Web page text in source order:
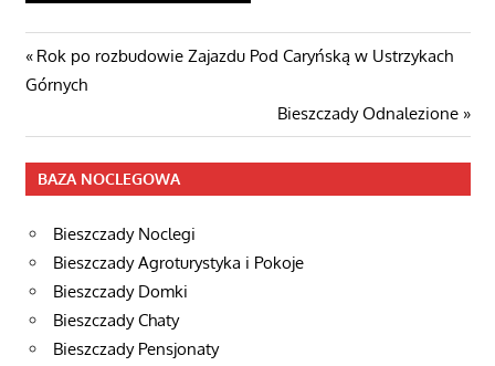
Nawigacja
wpisu
Poprzedni
post:
Rok po rozbudowie Zajazdu Pod Caryńską w Ustrzykach
Górnych
Następny
wpis
Bieszczady Odnalezione
BAZA NOCLEGOWA
Bieszczady Noclegi
Bieszczady Agroturystyka i Pokoje
Bieszczady Domki
Bieszczady Chaty
Bieszczady Pensjonaty